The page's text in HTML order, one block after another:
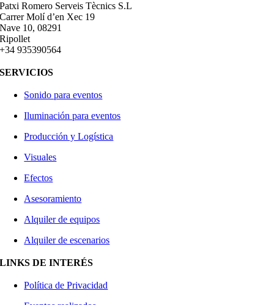
Patxi Romero Serveis Tècnics S.L
Carrer Molí d’en Xec 19
Nave 10, 08291
Ripollet
+34 935390564
SERVICIOS
Sonido para eventos
Iluminación para eventos
Producción y Logística
Visuales
Efectos
Asesoramiento
Alquiler de equipos
Alquiler de escenarios
LINKS DE INTERÉS
Política de Privacidad